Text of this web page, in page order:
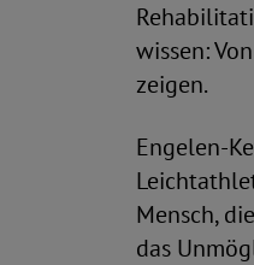
wissen:
zeigen.
Engelen-
Mensch,
das